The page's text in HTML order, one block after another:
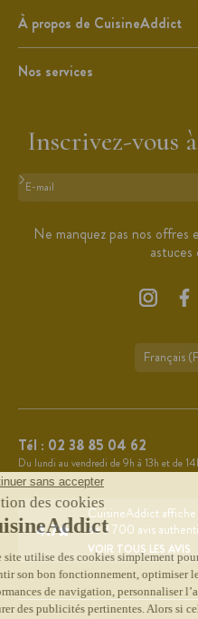
À propos de CuisineAddict
Nos services
Inscrivez-vous
Format : adresse@email.com
Ne manquez pas nos offres
astuces
Français
Tél : 02 38 85 04 62
Du lundi au vendredi de 9h à 13h et de
4.7
CuisineAddict
de 3 700 avis
VOIR TOUS LES AVIS